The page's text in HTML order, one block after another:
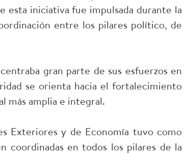
esta iniciativa fue impulsada durante la
entre los pilares político, de
gran parte de sus esfuerzos en
se orienta hacia el fortalecimiento
más amplia e integral.
Exteriores y de Economía tuvo como
coordinadas en todos los pilares de la